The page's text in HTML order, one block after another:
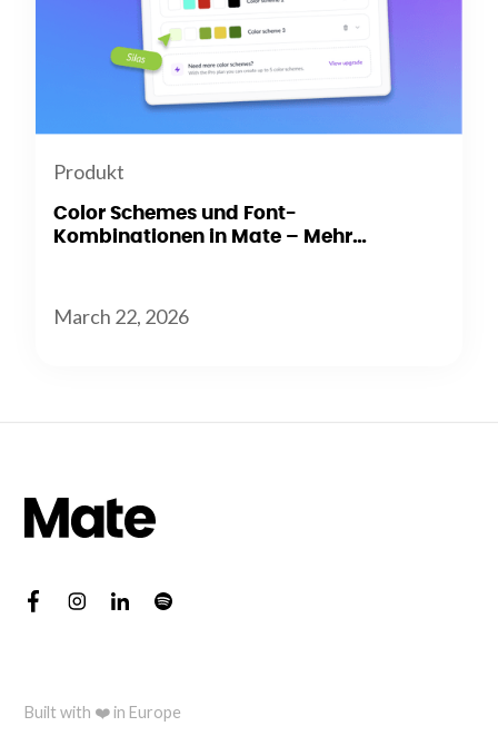
Produkt
Color Schemes und Font-
Kombinationen in Mate – Mehr
March 22, 2026
Built with ❤️ in Europe